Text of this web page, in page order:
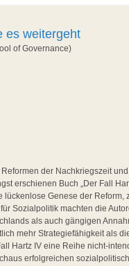
es weitergeht
of Governance)
der Nachkriegszeit
erschienen Buch „Der Fall
lückenlose Genese der Reform,
Sozialpolitik machten die
als auch gängigen
mehr Strategiefähigkeit als
Hartz IV eine Reihe nicht-
erfolgreichen